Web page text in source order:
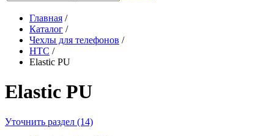
Главная /
Каталог /
Чехлы для телефонов /
HTC /
Elastic PU
Elastic PU
Уточнить раздел (14)